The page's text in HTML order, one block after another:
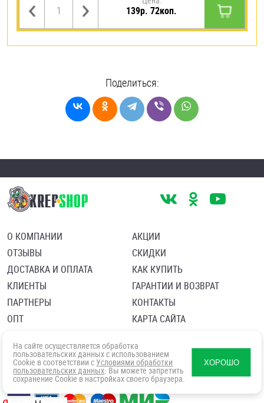
139р. 72коп.
Поделиться:
О КОМПАНИИ
ОТЗЫВЫ
ДОСТАВКА И ОПЛАТА
КЛИЕНТЫ
ПАРТНЕРЫ
ОПТ
АКЦИИ
СКИДКИ
КАК КУПИТЬ
ГАРАНТИИ И ВОЗВРАТ
КОНТАКТЫ
КАРТА САЙТА
Политика в отношении обработки персональных данных
Согласие посетителя сайта на обработку персональных данны
На сайте осуществляется обработка
пользовательских данных с использованием
Cookie в соответствии с Условиями обработки
пользовательских данных. Вы можете запретить
сохранение Cookie в настройках своего браузера.
ХОРОШО